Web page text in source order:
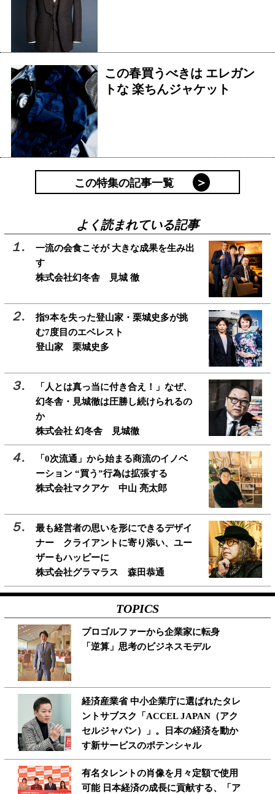
この春買うべきは エレガン
トな 楽ちんジャケット
この特集の記事一覧
よく読まれている記事
一流の会食こそが 大きな成果を生み出
す
株式会社幻冬舎 見城 徹
指9本を失った登山家・栗城史多が挑
む7度目のエベレスト
登山家 栗城史多
「人とは真っ当に付き合え！」なぜ、
幻冬舎・見城徹は圧勝し続けられるの
か
株式会社 幻冬舎 見城徹
「0次流通」から始まる商流のイノベ
ーション “買う”行為は拡張する
株式会社マクアケ 中山 亮太郎
最も経営者の思いを形にできるデザイ
ナー クライアントに寄り添い、ユー
ザーもハッピーに
株式会社グラマラス 森田恭通
TOPICS
プロゴルファーから企業家に転身
「逆算」思考のビジネスモデル
経済産業省 中小企業庁に選ばれたタレ
ントサブスク「ACCEL JAPAN（アク
セルジャパン）」。日本の経済を動か
す新サービスのポテンシャル
有名タレントの肖像を月々定額で使用
可能 日本経済の成長に貢献する、「ア